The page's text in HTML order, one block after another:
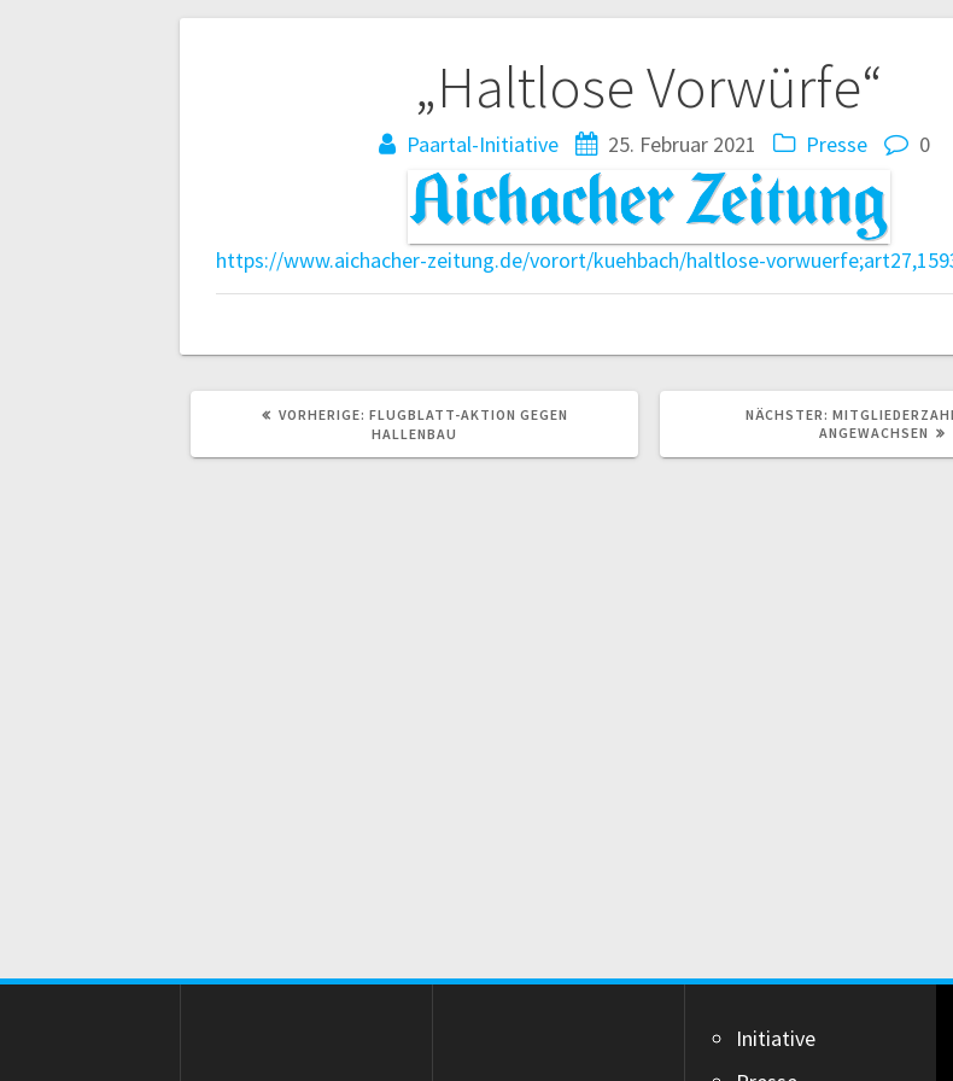
„Haltlose Vorwürfe“
Paartal-Initiative 25. Februar 2021 Presse 0
https://www.aichacher-zeitung.de/vorort/kuehbach/haltlose-
Beitragsnavigation
VORHERIGE: VORHERIGER
BEITRAG:
FLUGBLATT-AKTION GEGEN
HALLENBAU
NÄCHSTER: NÄCHSTER
BEITRAG:
ANGEWACHSEN
Initiative